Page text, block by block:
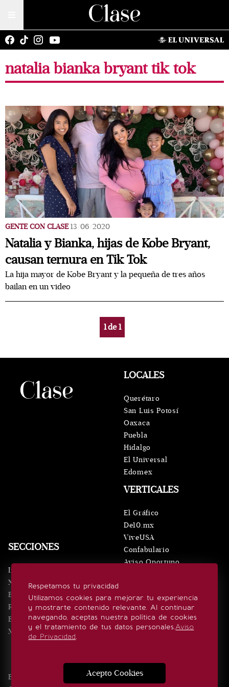
natalia bianka bryant tik tok
GENTE CON CLASE 13/06/2020
Natalia y Bianka, hijas de Kobe Bryant,
causan ternura en Tik Tok
La hija mayor de Kobe Bryant y la pequeña de tres años
bailan en un video
1de1
Respetamos tu privacidad
Utilizamos cookies para mejorar tu experiencia
y mostrarte contenido relevante. Al continuar
navegando, aceptas nuestra política de cookies
y el tratamiento de tus datos personales.Aviso
de Privacidad.
Acepto Cookies
SECCIONES
Inicio
Noticias
Eventos
Realeza
Estilo de vida
Minuto x Minuto
VERTICALES
El Gráfico
De10.mx
ViveUSA
Confabulario
Aviso Oportuno
LOCALES
Querétaro
San Luis Potosí
Oaxaca
Puebla
Hidalgo
El Universal
Edomex
SÍGUENOS
Edición Impresa Noticias Quiénes somos